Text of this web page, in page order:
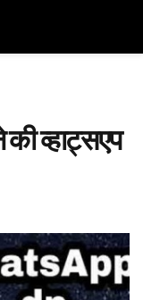
की व्हाट्सएप